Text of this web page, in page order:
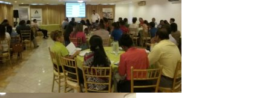
Biblioteca
Últimas Noticias
Aplicaciones